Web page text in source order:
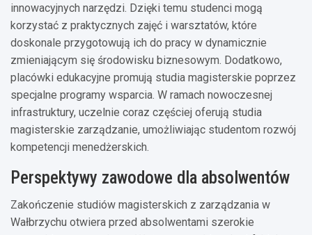
innowacyjnych narzędzi. Dzięki temu studenci mogą
korzystać z praktycznych zajęć i warsztatów, które
doskonale przygotowują ich do pracy w dynamicznie
zmieniającym się środowisku biznesowym. Dodatkowo,
placówki edukacyjne promują studia magisterskie poprzez
specjalne programy wsparcia. W ramach nowoczesnej
infrastruktury, uczelnie coraz częściej oferują studia
magisterskie zarządzanie, umożliwiając studentom rozwój
kompetencji menedżerskich.
Perspektywy zawodowe dla absolwentów
Zakończenie studiów magisterskich z zarządzania w
Wałbrzychu otwiera przed absolwentami szerokie